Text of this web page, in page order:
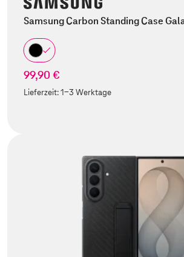
Samsung Carbon Standing Case
99,90 €
Lieferzeit:1-3 Werktage